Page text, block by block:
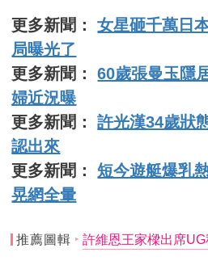
更多新聞：女星砸千萬日
局曝光了
更多新聞：60歲張曼玉隱
婦近況曝
更多新聞：許光漢34歲狀
認出來
更多新聞：短今遊艇爆乳
晃網全暈
推薦圖輯 許維恩王家樑出席